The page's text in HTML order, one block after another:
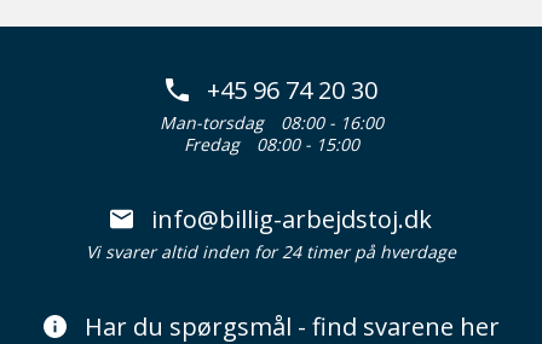
+45 96 74 20 30
Man-torsdag
08:00 - 16:00
Fredag
08:00 - 15:00
info@billig-arbejdstoj.dk
Vi svarer altid inden for 24 timer på hverdage
Har du spørgsmål - find svarene her